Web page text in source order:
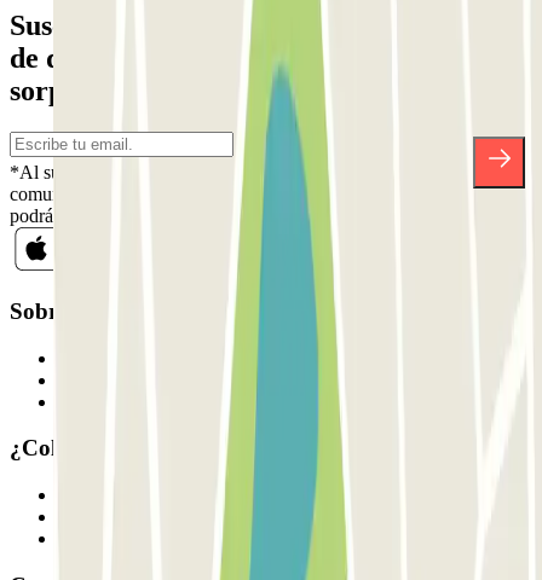
Suscríbete a nuestra newsletter y entérate
de descuentos, sorteos y otras muchas
sorpresas.
*Al suscribirte aceptas nuestra Política de Privacidad para recibir
comunicaciones comerciales de Parclick. Sin ningún compromiso,
podrás darte de baja cuando quieras en la misma newsletter.
Sobre Parclick
¿Colaboramos?